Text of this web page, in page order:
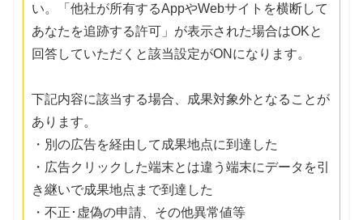
い。「他社が所有するAppやWebサイトを横断して
あなたを追跡する許可」が表示された場合はOKと
回答していただくと該当設定がONになります。
下記内容に該当する場合、成果対象外となることが
あります。
・別の広告を経由して成果地点に到達した
・広告クリックした端末とは違う端末にデータを引
き継いで成果地点まで到達した
・不正･虚偽の申請、その他異常値等